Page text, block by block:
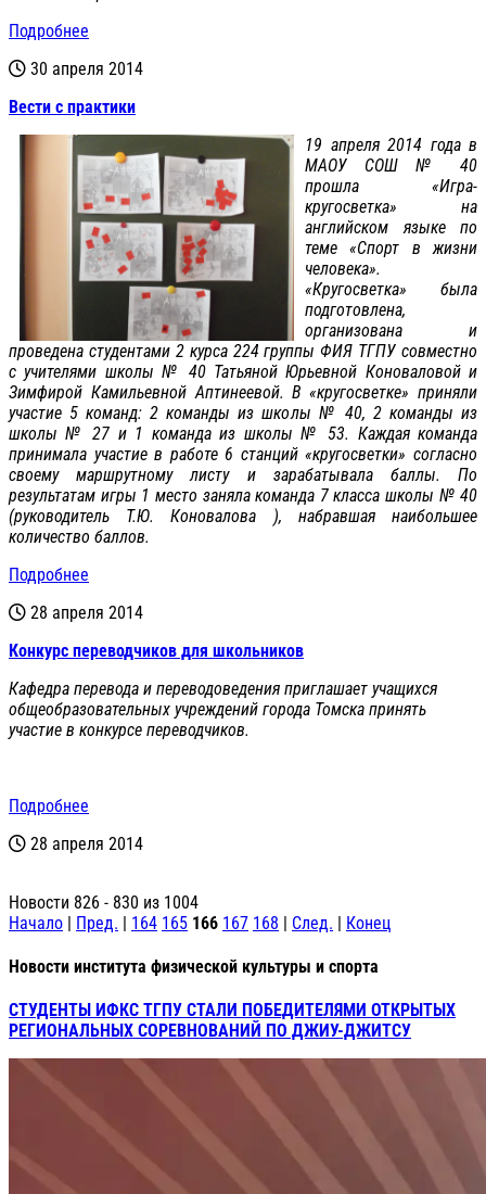
Подробнее
30 апреля 2014
Вести с практики
19 апреля 2014 года в
МАОУ СОШ № 40
прошла «Игра-
кругосветка» на
английском языке по
теме «Спорт в жизни
человека».
«Кругосветка» была
подготовлена,
организована и
проведена студентами 2 курса 224 группы ФИЯ ТГПУ совместно
с учителями школы № 40 Татьяной Юрьевной Коноваловой и
Зимфирой Камильевной Аптинеевой. В «кругосветке» приняли
участие 5 команд: 2 команды из школы № 40, 2 команды из
школы № 27 и 1 команда из школы № 53. Каждая команда
принимала участие в работе 6 станций «кругосветки» согласно
своему маршрутному листу и зарабатывала баллы. По
результатам игры 1 место заняла команда 7 класса школы № 40
(руководитель Т.Ю. Коновалова ), набравшая наибольшее
количество баллов.
Подробнее
28 апреля 2014
Конкурс переводчиков для школьников
Кафедра перевода и переводоведения приглашает учащихся
общеобразовательных учреждений города Томска принять
участие в конкурсе переводчиков.
Подробнее
28 апреля 2014
Новости 826 - 830 из 1004
Начало | Пред. | 164 165 166 167 168 | След. | Конец
Новости института физической культуры и спорта
СТУДЕНТЫ ИФКС ТГПУ СТАЛИ ПОБЕДИТЕЛЯМИ ОТКРЫТЫХ
РЕГИОНАЛЬНЫХ СОРЕВНОВАНИЙ ПО ДЖИУ-ДЖИТСУ